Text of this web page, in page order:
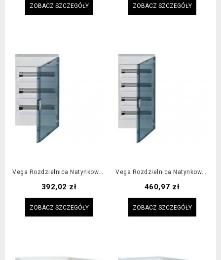
ZOBACZ SZCZEGÓŁY ZOBACZ SZCZEGÓŁY
Vega Rozdzielnica Natynkowa 3x18M IP40, Drzwi Transparentne
Cena
392,02 zł
ZOBACZ SZCZEGÓŁY
Vega Rozdzielnica Natynkowa 4x18M IP40, Drzwi Transparentne
Cena
460,97 zł
ZOBACZ SZCZEGÓŁY